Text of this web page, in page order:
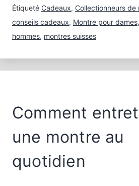
Étiqueté Cadeaux, Collectionneurs de
conseils cadeaux, Montre pour dames,
hommes, montres suisses
Comment
une montre au
quotidien